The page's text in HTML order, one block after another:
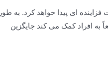
ای پیدا خواهد کرد. به طور
به افراد کمک می کند جایگزین